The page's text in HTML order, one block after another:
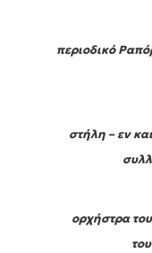
περιοδικό
στήλη – εν
ορχήστρα